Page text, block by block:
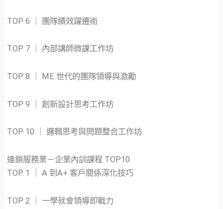
TOP 6 ｜ 團隊績效躍遷術
TOP 7 ｜ 內部講師微課工作坊
TOP 8 ｜ ME 世代的團隊領導與激勵
TOP 9 ｜ 創新設計思考工作坊
TOP 10 ｜ 邏輯思考與問題整合工作坊
連鎖服務業－企業內訓課程 TOP10
TOP 1 ｜ A 到A+ 客戶關係深化技巧
TOP 2 ｜ 一學就會領導即戰力